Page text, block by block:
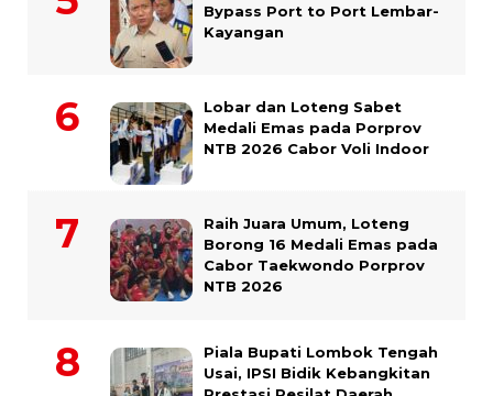
Bypass Port to Port Lembar-
Kayangan
Lobar dan Loteng Sabet
Medali Emas pada Porprov
NTB 2026 Cabor Voli Indoor
Raih Juara Umum, Loteng
Borong 16 Medali Emas pada
Cabor Taekwondo Porprov
NTB 2026
Piala Bupati Lombok Tengah
Usai, IPSI Bidik Kebangkitan